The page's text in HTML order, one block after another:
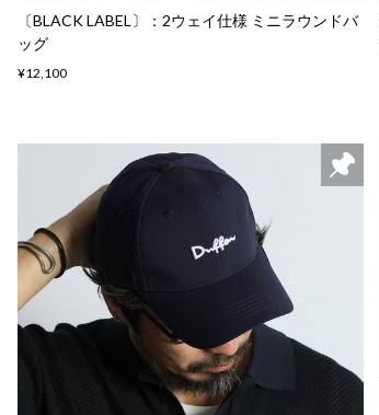
〔BLACK LABEL〕：2ウェイ仕様 ミニラウンドバ
ッグ
¥12,100